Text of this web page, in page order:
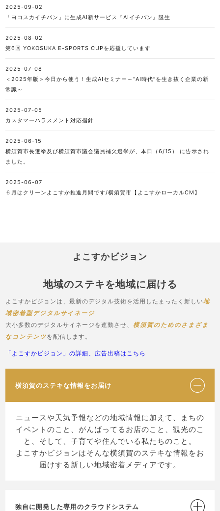
2025-09-02
「ヨコスカイチバン」に生成AI新サービス『AIイチバン』誕生
2025-08-02
第6回 YOKOSUKA E-SPORTS CUPを応援しています
2025-07-08
＜2025年版＞今日から使う！生成AIセミナー～“AI時代”を生き抜く企業の新
常識～
2025-07-05
カスタマーハラスメント対応指針
2025-06-15
横須賀市長選挙及び横須賀市議会議員補欠選挙が、本日（6/15） に告示され
ました。
2025-06-07
６月はクリーンよこすか推進月間です/横須賀市【よこすかローカルCM】
よこすかビジョン
地域のステキを地域に届ける
よこすかビジョンは、最新のデジタル技術を活用したまったく新しい地
域密着型デジタルサイネージ
大小多数のデジタルサイネージを連動させ、横須賀のためのさまざま
なコンテンツを配信します。
「よこすかビジョン」の詳細、広告出稿はこちら
横須賀のステキな情報をお届け
ニュースや天気予報などの地域情報に加えて、まちの
イベントのこと、がんばってるお店のこと、観光のこ
と、そして、子育てや住んでいる私たちのこと。
よこすかビジョンはそんな横須賀のステキな情報をお
届けする新しい地域密着メディアです。
独自に開発した専用のクラウドシステム